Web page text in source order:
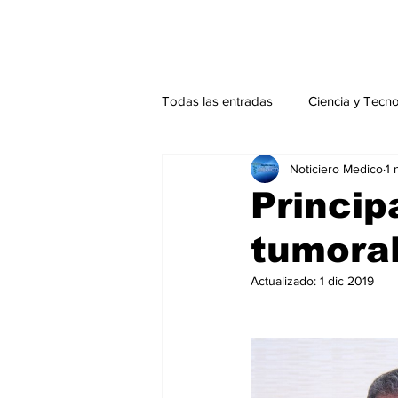
Todas las entradas Ciencia y
Actualidad Salud Mental
Endocrinología Actualidad
Perfiles
Noticiero Medico1
Actualizado: 1 dic 2019